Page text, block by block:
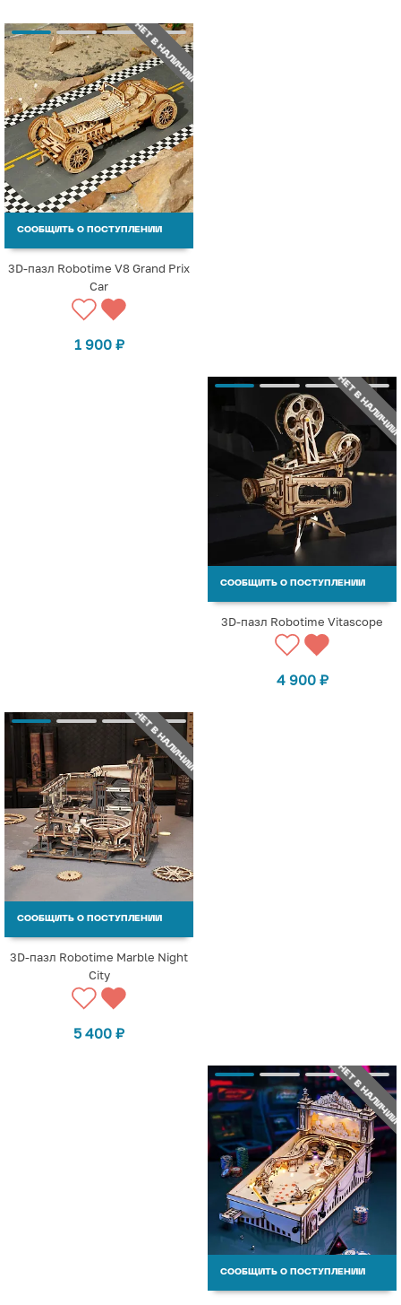
НЕТ В НАЛИЧИИ
СООБЩИТЬ О ПОСТУПЛЕНИИ
3D-пазл Robotime V8 Grand Prix
Car
1 900 ₽
НЕТ В НАЛИЧИИ
СООБЩИТЬ О ПОСТУПЛЕНИИ
3D-пазл Robotime Vitascope
4 900 ₽
НЕТ В НАЛИЧИИ
СООБЩИТЬ О ПОСТУПЛЕНИИ
3D-пазл Robotime Marble Night
City
5 400 ₽
НЕТ В НАЛИЧИИ
СООБЩИТЬ О ПОСТУПЛЕНИИ